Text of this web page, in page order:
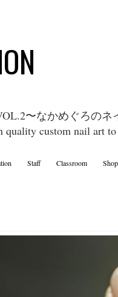
〜なかめぐろのネ
custom nail art to
Staff Classroom